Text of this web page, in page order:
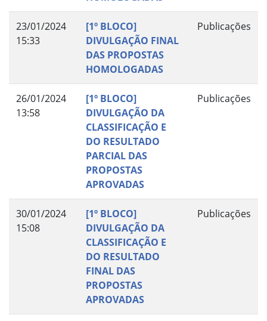
23/01/2024
15:33
[1º BLOCO]
DIVULGAÇÃO FINAL
DAS PROPOSTAS
HOMOLOGADAS
Publicações
26/01/2024
13:58
[1º BLOCO]
DIVULGAÇÃO DA
CLASSIFICAÇÃO E
DO RESULTADO
PARCIAL DAS
PROPOSTAS
APROVADAS
Publicações
30/01/2024
15:08
[1º BLOCO]
DIVULGAÇÃO DA
CLASSIFICAÇÃO E
DO RESULTADO
FINAL DAS
PROPOSTAS
APROVADAS
Publicações